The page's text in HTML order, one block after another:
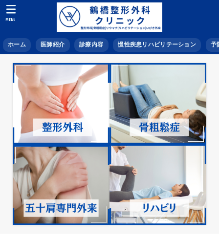
ホーム 医師紹介 診療内容 慢性疾患リハビリテーション 予
MENU